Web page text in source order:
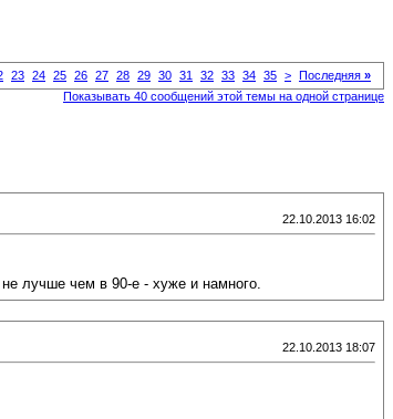
23 24 25 26 27 28 29 30 31 32 33 34 35 > Последняя »
Показывать 40 сообщений этой темы на одной странице
22.10.2013 16:02
лучше чем в 90-е - хуже и намного.
22.10.2013 18:07